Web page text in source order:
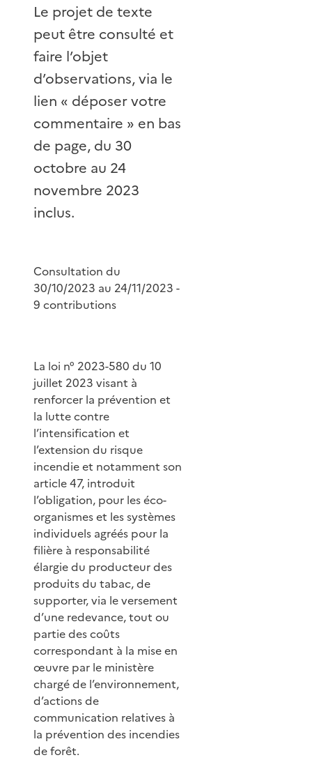
Le projet de texte
peut être consulté et
faire l’objet
d’observations, via le
lien « déposer votre
commentaire » en bas
de page, du 30
octobre au 24
novembre 2023
inclus.
Consultation du
30/10/2023 au 24/11/2023 -
9 contributions
La loi n° 2023-580 du 10
juillet 2023 visant à
renforcer la prévention et
la lutte contre
l’intensification et
l’extension du risque
incendie et notamment son
article 47, introduit
l’obligation, pour les éco-
organismes et les systèmes
individuels agréés pour la
filière à responsabilité
élargie du producteur des
produits du tabac, de
supporter, via le versement
d’une redevance, tout ou
partie des coûts
correspondant à la mise en
œuvre par le ministère
chargé de l’environnement,
d’actions de
communication relatives à
la prévention des incendies
de forêt.